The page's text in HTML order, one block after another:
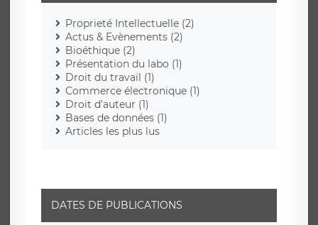
Proprieté Intellectuelle (2)
Actus & Evènements (2)
Bioéthique (2)
Présentation du labo (1)
Droit du travail (1)
Commerce électronique (1)
Droit d'auteur (1)
Bases de données (1)
Articles les plus lus
DATES DE PUBLICATIONS